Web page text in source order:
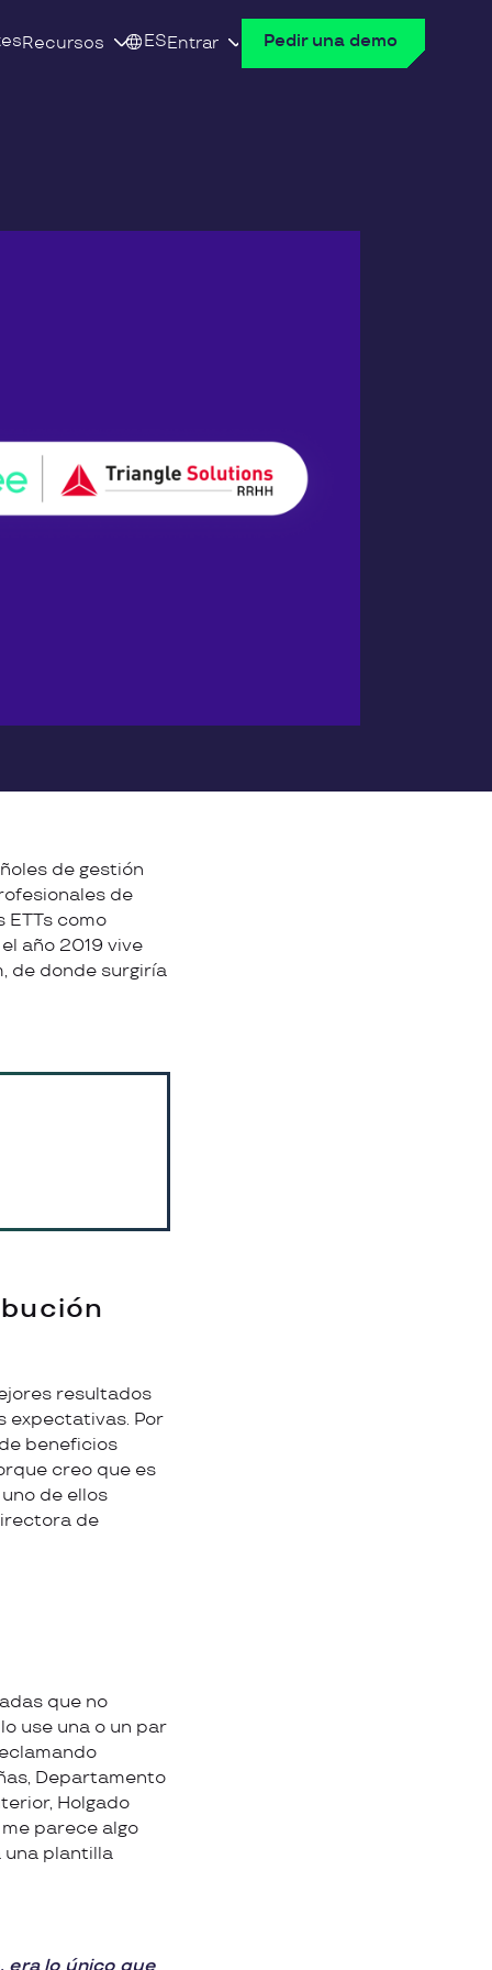
Recursos ESEntrar Pedir una demo
de gestión
de
ETTs como
año 2019 vive
de donde surgiría
resultados
expectativas. Por
beneficios
creo que es
de ellos
de
que no
use una o un par
Departamento
Holgado
parece algo
una plantilla